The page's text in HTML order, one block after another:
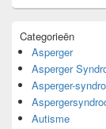
Categorieën
Asperger
Asperger
Asperger-
Autisme